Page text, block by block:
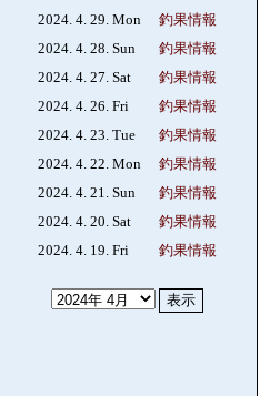
2024. 4. 29. Mon
釣果情報
2024. 4. 28. Sun
釣果情報
2024. 4. 27. Sat
釣果情報
2024. 4. 26. Fri
釣果情報
2024. 4. 23. Tue
釣果情報
2024. 4. 22. Mon
釣果情報
2024. 4. 21. Sun
釣果情報
2024. 4. 20. Sat
釣果情報
2024. 4. 19. Fri
釣果情報